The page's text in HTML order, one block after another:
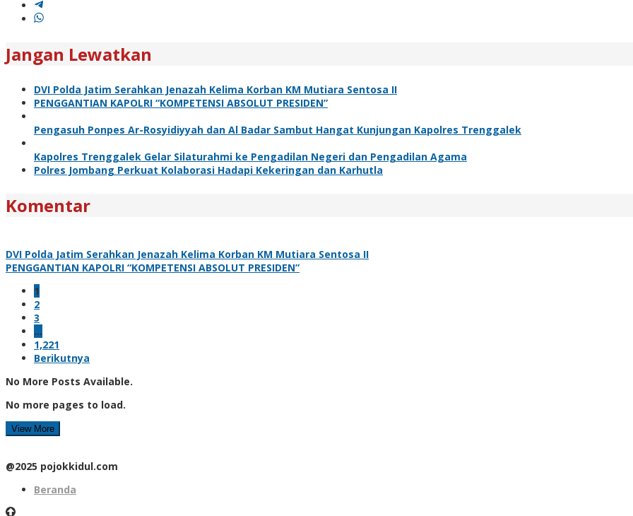
Jangan Lewatkan
DVI Polda Jatim Serahkan Jenazah Kelima Korban KM Mutiara Sentosa II
PENGGANTIAN KAPOLRI “KOMPETENSI ABSOLUT PRESIDEN”
Pengasuh Ponpes Ar-Rosyidiyyah dan Al Badar Sambut Hangat Kunjungan Kapolres Trenggalek
Kapolres Trenggalek Gelar Silaturahmi ke Pengadilan Negeri dan Pengadilan Agama
Polres Jombang Perkuat Kolaborasi Hadapi Kekeringan dan Karhutla
Komentar
DVI Polda Jatim Serahkan Jenazah Kelima Korban KM Mutiara Sentosa II
PENGGANTIAN KAPOLRI “KOMPETENSI ABSOLUT PRESIDEN”
1
2
3
…
1,221
Berikutnya
No More Posts Available.
No more pages to load.
View More
@2025 pojokkidul.com
Beranda